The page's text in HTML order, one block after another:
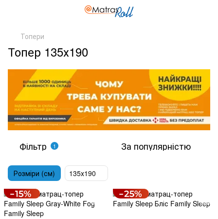
Топери
Топер 135х190
Фільтр 1 За популярністю
Розміри (см) 135х190